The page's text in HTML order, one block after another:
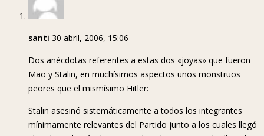
santi 30 abril, 2006, 15:06
Dos anécdotas referentes a estas dos «joyas» que fueron
Mao y Stalin, en muchísimos aspectos unos monstruos
peores que el mismísimo Hitler:
Stalin asesinó sistemáticamente a todos los integrantes
mínimamente relevantes del Partido junto a los cuales llegó